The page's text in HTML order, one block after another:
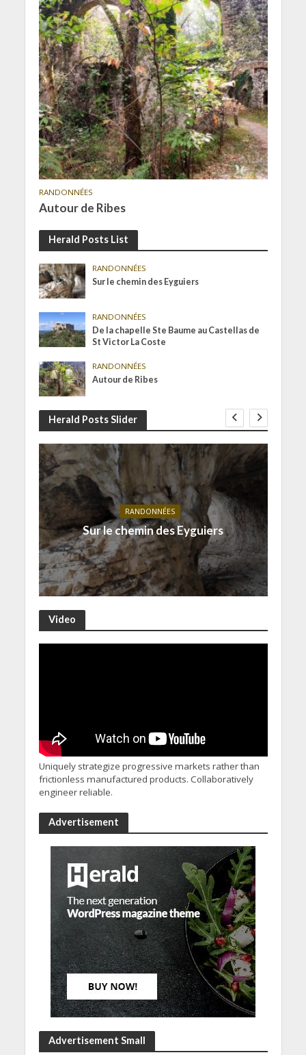
RANDONNÉES
Autour de Ribes
Herald Posts List
RANDONNÉES
Sur le chemin des Eyguiers
RANDONNÉES
De la chapelle Ste Baume au Castellas de
St Victor La Coste
RANDONNÉES
Autour de Ribes
Herald Posts Slider
RANDONNÉES
Sur le chemin des Eyguiers
Video
Uniquely strategize progressive markets rather than
frictionless manufactured products. Collaboratively
engineer reliable.
Advertisement
Advertisement Small